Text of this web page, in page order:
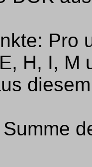
Pro
H, I, M